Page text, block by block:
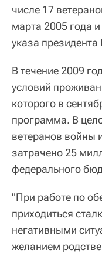
числе 17
марта 2005 года
указа
В течение 2009
условий
которого в
программа. В
ветеранов войны
затрачено 25
федерального
"При работе по
приходиться
негативными
желанием